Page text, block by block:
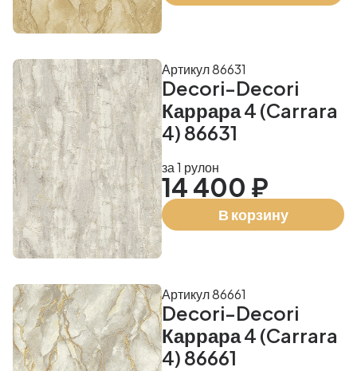
Decori-Decori
Каррара 4 (Carrara
4) 86631
Артикул 86631
за 1 рулон
14 400 ₽
В корзину
Decori-Decori
Каррара 4 (Carrara
4) 86661
Артикул 86661